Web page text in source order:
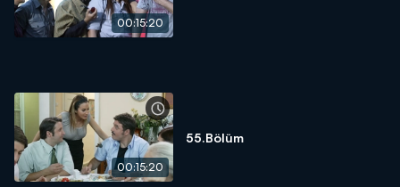
00:15:20
00:15:20
55.Bölüm